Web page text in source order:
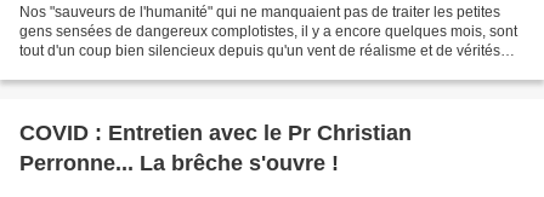
Nos "sauveurs de l'humanité" qui ne manquaient pas de traiter les petites
gens sensées de dangereux complotistes, il y a encore quelques mois, sont
tout d'un coup bien silencieux depuis qu'un vent de réalisme et de vérités
COVID : Entretien avec le Pr Christian
Perronne... La brêche s'ouvre !